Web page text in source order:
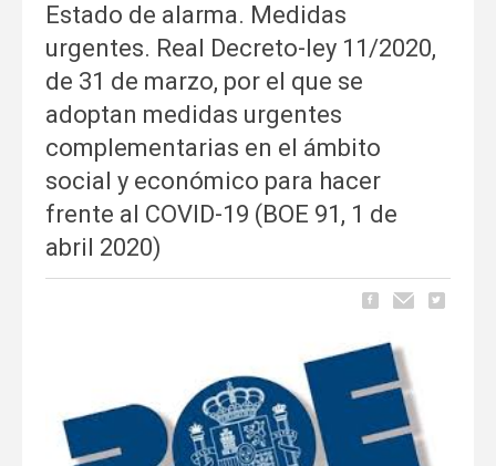
La prensa nacional se hace eco del liderazgo
de FEUSO frente al Proyecto de Ley que
excluye a la concertada
06 de Mayo, publicado en Carrusel
La tramitación del Proyecto de Ley de reducción de la jornada
lectiva del profesorado ha comenzado a ocupar espacio en los
principales medios de comunicación nacionales.
FEUSO ha sido el
primer sindicato en dar un paso al frente
Estado de alarma. Medidas
urgentes. Real Decreto-ley 11/2020,
de 31 de marzo, por el que se
adoptan medidas urgentes
complementarias en el ámbito
social y económico para hacer
frente al COVID-19 (BOE 91, 1 de
abril 2020)